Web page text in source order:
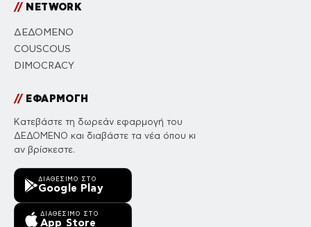
//NETWORK
ΔΕΔΟΜΕΝΟ
COUSCOUS
DIMOCRACY
//ΕΦΑΡΜΟΓΗ
Κατεβάστε τη δωρεάν εφαρμογή του
ΔΕΔΟΜΕΝΟ και διαβάστε τα νέα όπου κι
αν βρίσκεστε.
ΔΙΑΘΈΣΙΜΟ ΣΤΟ
Google Play
ΔΙΑΘΈΣΙΜΟ ΣΤΟ
App Store